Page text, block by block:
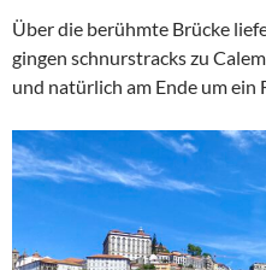
Über die berühmte Brücke
gingen schnurstracks zu
und natürlich am Ende um ein